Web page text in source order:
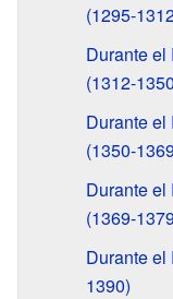
(1295-
Durante
(1312-
Durante
(1350-
Durante
(1369-
Durante
1390)